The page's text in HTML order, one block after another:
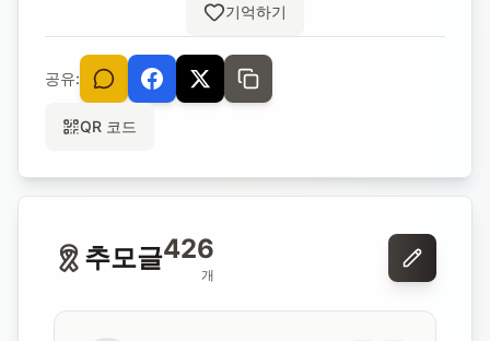
기억하기
공유:
QR 코드
추모글426
개